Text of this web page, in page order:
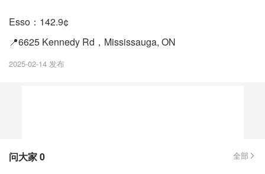
Esso：142.9¢
📍6625 Kennedy Rd，Mississauga, ON
2025-02-14 发布
问大家0 全部